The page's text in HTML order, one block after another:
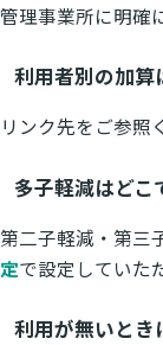
管理事業所に明確
利用者別の加算
リンク先をご参照
多子軽減はどこ
第二子軽減・第三
定で設定していた
利用が無いとき